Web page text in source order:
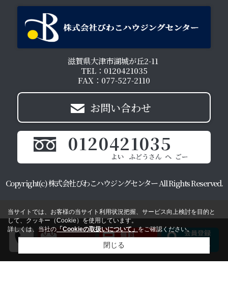
滋賀県大津市湖城が丘2-11
TEL：0120421035
FAX：077-527-2110
お問い合わせ
0120421035
Copyright(c) 株式会社びわこハウジングセンター All Rights Reserved.
当サイトでは、お客様の当サイト利用状況把握、サービス向上検討を目的と
して、クッキー（Cookie）を使用しています。
詳しくは、当社の 「Cookieの取扱いについて」 をご確認ください。
閉じる